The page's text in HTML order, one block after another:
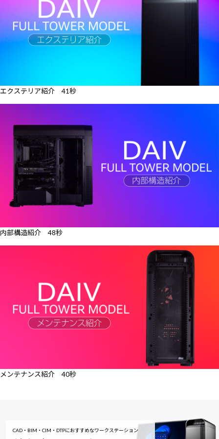
エクステリア紹介 41秒
内部構造紹介 48秒
メンテナンス紹介 40秒
CAD・BIM・CIM・DTPにおすすめなワークステーション